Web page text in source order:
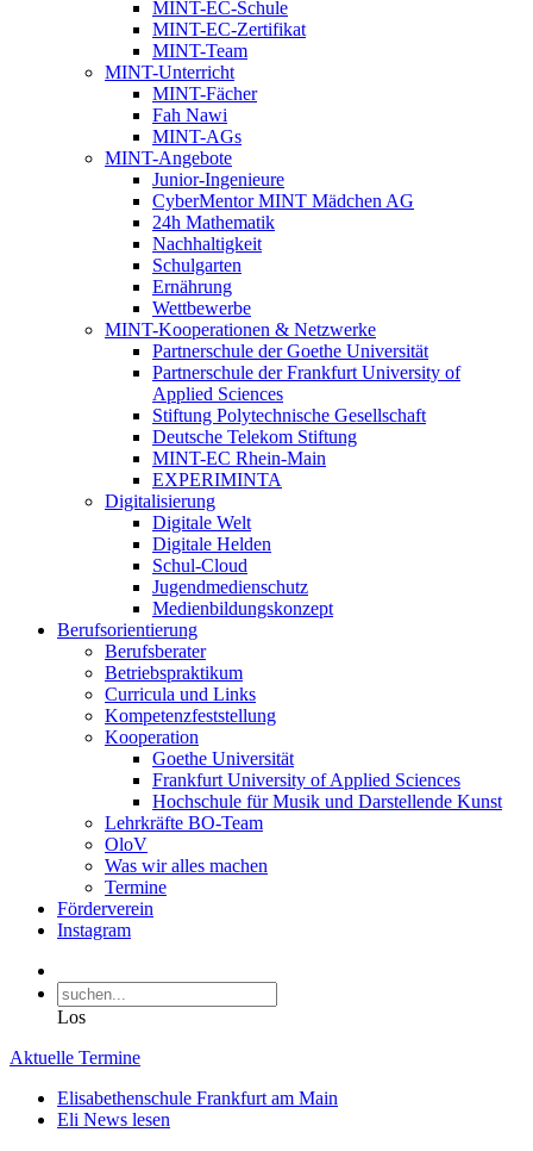
MINT-EC-Schule
MINT-EC-Zertifikat
MINT-Team
MINT-Unterricht
MINT-Fächer
Fah Nawi
MINT-AGs
MINT-Angebote
Junior-Ingenieure
CyberMentor MINT Mädchen AG
24h Mathematik
Nachhaltigkeit
Schulgarten
Ernährung
Wettbewerbe
MINT-Kooperationen & Netzwerke
Partnerschule der Goethe Universität
Partnerschule der Frankfurt University of
Applied Sciences
Stiftung Polytechnische Gesellschaft
Deutsche Telekom Stiftung
MINT-EC Rhein-Main
EXPERIMINTA
Digitalisierung
Digitale Welt
Digitale Helden
Schul-Cloud
Jugendmedienschutz
Medienbildungskonzept
Berufsorientierung
Berufsberater
Betriebspraktikum
Curricula und Links
Kompetenzfeststellung
Kooperation
Goethe Universität
Frankfurt University of Applied Sciences
Hochschule für Musik und Darstellende Kunst
Lehrkräfte BO-Team
OloV
Was wir alles machen
Termine
Förderverein
Instagram
Los
Aktuelle Termine
Elisabethenschule Frankfurt am Main
Eli News lesen